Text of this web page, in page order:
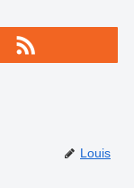
Louis